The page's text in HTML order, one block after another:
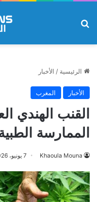
الرئيسية / الأخبار
الأخبار المغرب
القنب الهندي
الممارسة
Khaoula Mouna 7 يونيو، 2026